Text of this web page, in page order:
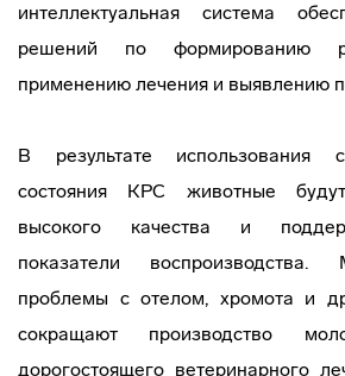
интеллектуальная система
решений по формированию
применению лечения и выявлению
В результате использования
состояния КРС животные
высокого качества и
показатели воспроизводства.
проблемы с отелом, хромота и
сокращают производство
дорогостоящего ветеринарного